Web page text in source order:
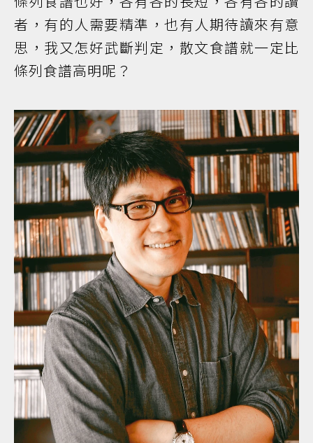
者，有的人需要精準，也有人期待讀來有意
思，我又怎好武斷判定，散文食譜就一定比
條列食譜高明呢？